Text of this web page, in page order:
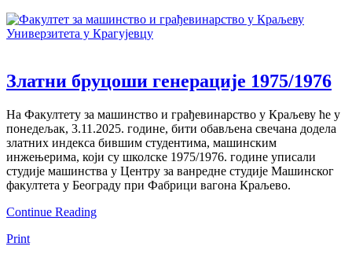
Златни бруцоши генерације 1975/1976
На Факултету за машинство и грађевинарство у Краљеву ће у
понедељак, 3.11.2025. године, бити обављена свечана додела
златних индекса бившим студентима, машинским
инжењерима, који су школске 1975/1976. године уписали
студије машинства у Центру за ванредне студије Машинског
факултета у Београду при Фабрици вагона Краљево.
Continue Reading
Print